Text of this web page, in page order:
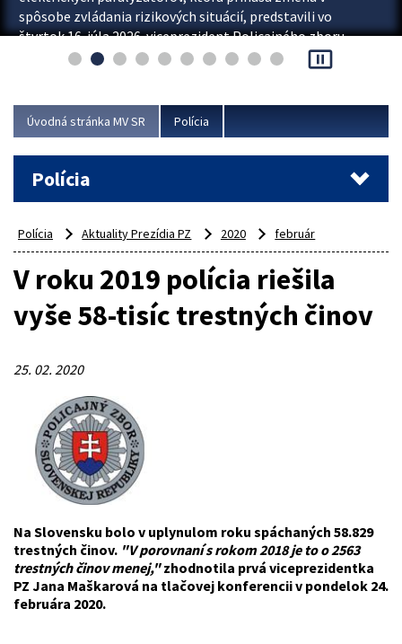
spôsobe zvládania rizikových situácií, predstavili vo
štvrtok 16. júla 2026 viceprezident Policajného zboru
Rastislav Polakovič a riaditeľ odboru výcviku...
pause_presentation
Úvodná stránka MV SR Polícia
Polícia
Polícia Aktuality Prezídia PZ 2020 február
V roku 2019 polícia riešila
vyše 58-tisíc trestných činov
25. 02. 2020
Na Slovensku bolo v uplynulom roku spáchaných 58.829
trestných činov. "V porovnaní s rokom 2018 je to o 2563
trestných činov menej,"zhodnotila prvá viceprezidentka
PZ Jana Maškarová na tlačovej konferencii v pondelok 24.
februára 2020.